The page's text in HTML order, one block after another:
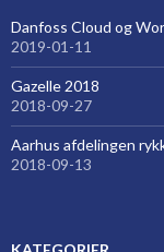
Danfoss Cloud og
2019-01-11
Gazelle 2018
2018-09-27
Aarhus afdelingen
2018-09-13